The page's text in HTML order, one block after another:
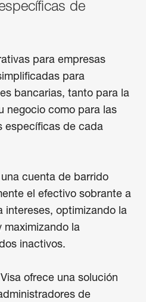
de
para empresas
para
bancarias, tanto para la
negocio como para las
específicas de cada
cuenta de barrido
el efectivo sobrante a
intereses, optimizando la
maximizando la
inactivos.
ofrece una solución
de